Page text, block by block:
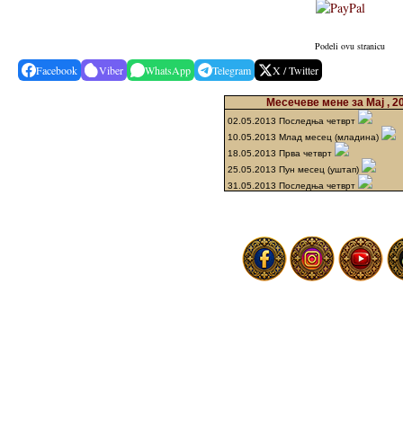
Podeli ovu stranicu
Facebook Viber WhatsApp Telegram X / Twitter
Месечеве мене за Мај ,
02.05.2013 Последња четврт
10.05.2013 Млад месец (младина)
18.05.2013 Прва четврт
25.05.2013 Пун месец (уштап)
31.05.2013 Последња четврт